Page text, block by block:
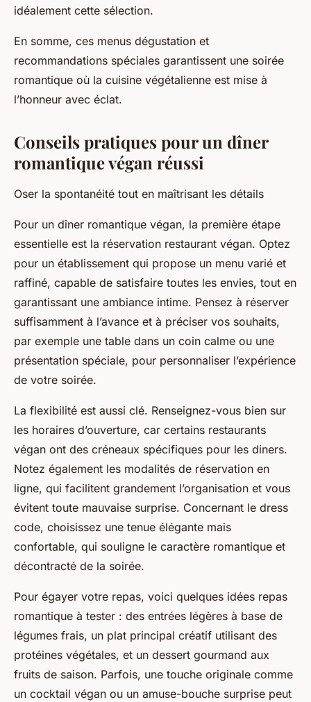
idéalement cette sélection.
En somme, ces menus dégustation et
recommandations spéciales garantissent une soirée
romantique où la cuisine végétalienne est mise à
l’honneur avec éclat.
Conseils pratiques pour un dîner
romantique végan réussi
Oser la spontanéité tout en maîtrisant les détails
Pour un dîner romantique végan, la première étape
essentielle est la réservation restaurant végan. Optez
pour un établissement qui propose un menu varié et
raffiné, capable de satisfaire toutes les envies, tout en
garantissant une ambiance intime. Pensez à réserver
suffisamment à l’avance et à préciser vos souhaits,
par exemple une table dans un coin calme ou une
présentation spéciale, pour personnaliser l’expérience
de votre soirée.
La flexibilité est aussi clé. Renseignez-vous bien sur
les horaires d’ouverture, car certains restaurants
végan ont des créneaux spécifiques pour les diners.
Notez également les modalités de réservation en
ligne, qui facilitent grandement l’organisation et vous
évitent toute mauvaise surprise. Concernant le dress
code, choisissez une tenue élégante mais
confortable, qui souligne le caractère romantique et
décontracté de la soirée.
Pour égayer votre repas, voici quelques idées repas
romantique à tester : des entrées légères à base de
légumes frais, un plat principal créatif utilisant des
protéines végétales, et un dessert gourmand aux
fruits de saison. Parfois, une touche originale comme
un cocktail végan ou un amuse-bouche surprise peut